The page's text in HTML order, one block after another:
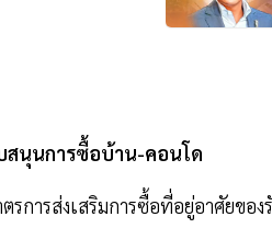
สนุนการซื้อบ้าน-คอนโด
รการส่งเสริมการซื้อที่อยู่อาศัยข